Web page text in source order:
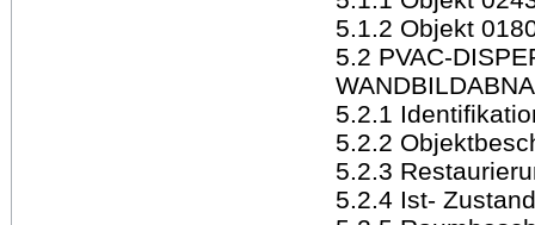
5.1.2 Objekt
5.2 PVAC-
5.2.1
5.2.2
5.2.3
5.2.4 Ist-